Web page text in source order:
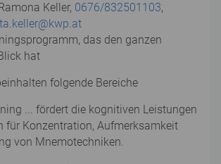
Keller, 0676/832501103,
das den ganzen
hat
folgende Bereiche
... fördert die kognitiven Leistungen
für Konzentration, Aufmerksamkeit
von Mnemotechniken.